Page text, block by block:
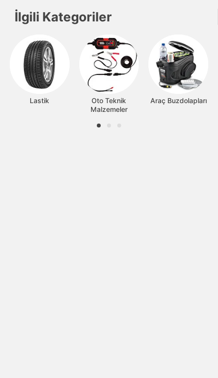
İlgili Kategoriler
Lastik
Oto Teknik
Malzemeler
Araç Buzdolapları